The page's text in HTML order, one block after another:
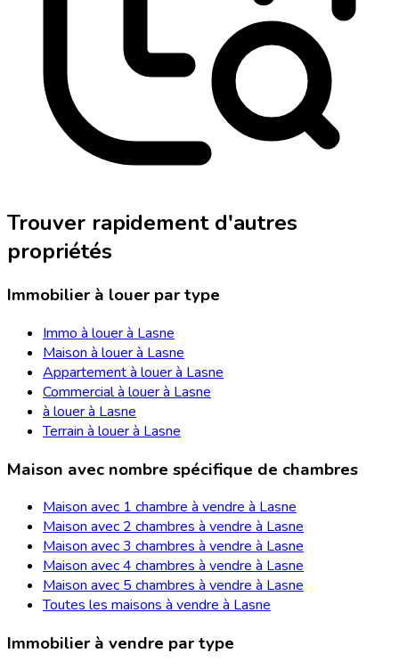
Trouver rapidement d'autres
propriétés
Immobilier à louer par type
Immo à louer à Lasne
Maison à louer à Lasne
Appartement à louer à Lasne
Commercial à louer à Lasne
à louer à Lasne
Terrain à louer à Lasne
Maison avec nombre spécifique de chambres
Maison avec 1 chambre à vendre à Lasne
Maison avec 2 chambres à vendre à Lasne
Maison avec 3 chambres à vendre à Lasne
Maison avec 4 chambres à vendre à Lasne
Maison avec 5 chambres à vendre à Lasne
Toutes les maisons à vendre à Lasne
Immobilier à vendre par type